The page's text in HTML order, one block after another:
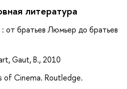
литература
от братьев Люмьер до братьев
Gaut, B., 2010
of Cinema. Routledge.